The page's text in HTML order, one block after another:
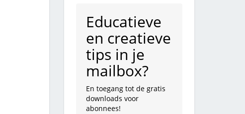
Educatieve
en creatieve
tips in je
mailbox?
En toegang tot de gratis
downloads voor
abonnees!